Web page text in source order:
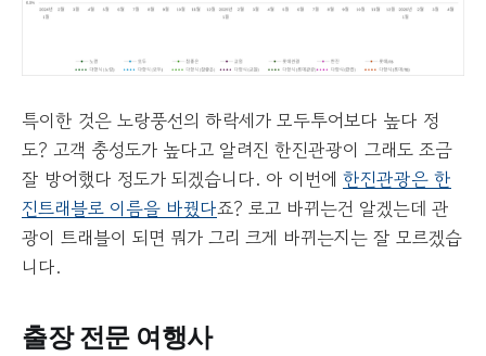
특이한 것은 노랑풍선의 하락세가 모두투어보다 높다 정
도? 고객 충성도가 높다고 알려진 한진관광이 그래도 조금
잘 방어했다 정도가 되겠습니다. 아 이번에 한진관광은 한
진트래블로 이름을 바꿨다죠? 로고 바뀌는건 알겠는데 관
광이 트래블이 되면 뭐가 그리 크게 바뀌는지는 잘 모르겠습
니다.
출장 전문 여행사